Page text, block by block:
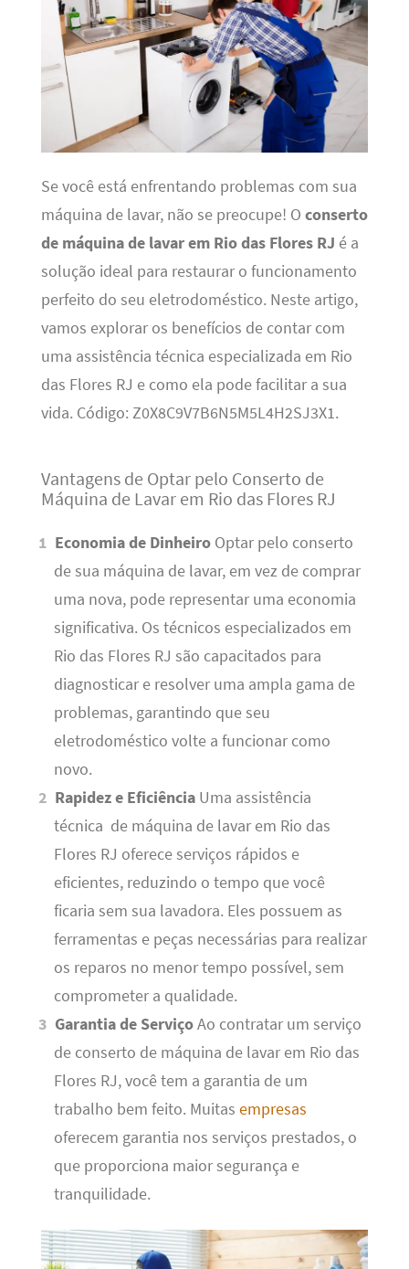
Se você está enfrentando problemas com sua
máquina de lavar, não se preocupe! O conserto
de máquina de lavar em Rio das Flores RJ é a
solução ideal para restaurar o funcionamento
perfeito do seu eletrodoméstico. Neste artigo,
vamos explorar os benefícios de contar com
uma assistência técnica especializada em Rio
das Flores RJ e como ela pode facilitar a sua
vida. Código: Z0X8C9V7B6N5M5L4H2SJ3X1.
Vantagens de Optar pelo Conserto de
Máquina de Lavar em Rio das Flores RJ
Economia de Dinheiro Optar pelo conserto
de sua máquina de lavar, em vez de comprar
uma nova, pode representar uma economia
significativa. Os técnicos especializados em
Rio das Flores RJ são capacitados para
diagnosticar e resolver uma ampla gama de
problemas, garantindo que seu
eletrodoméstico volte a funcionar como
novo.
Rapidez e Eficiência Uma assistência
técnica de máquina de lavar em Rio das
Flores RJ oferece serviços rápidos e
eficientes, reduzindo o tempo que você
ficaria sem sua lavadora. Eles possuem as
ferramentas e peças necessárias para realizar
os reparos no menor tempo possível, sem
comprometer a qualidade.
Garantia de ServiçoAo contratar um serviço
de conserto de máquina de lavar em Rio das
Flores RJ, você tem a garantia de um
trabalho bem feito. Muitas empresas
oferecem garantia nos serviços prestados, o
que proporciona maior segurança e
tranquilidade.